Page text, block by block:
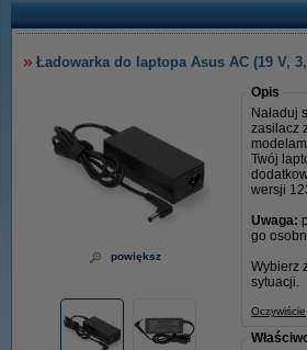
Ładowarka do laptopa Asus AC (19 V,
powiększ
Opis
Naładuj
zasilacz
Twój
wersji
Uwaga:
go
Wybierz
sytuacji.